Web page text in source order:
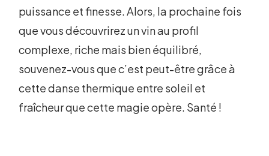
puissance et finesse. Alors, la prochaine fois
que vous découvrirez un vin au profil
complexe, riche mais bien équilibré,
souvenez-vous que c’est peut-être grâce à
cette danse thermique entre soleil et
fraîcheur que cette magie opère. Santé !